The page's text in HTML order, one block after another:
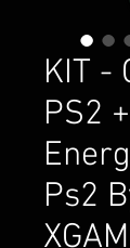
KIT -
PS2
Ps2